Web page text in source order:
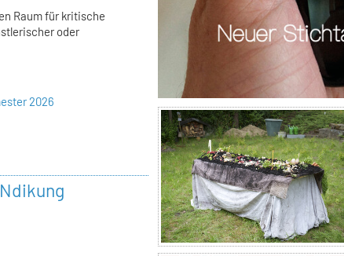
Raum für kritische
oder
2026